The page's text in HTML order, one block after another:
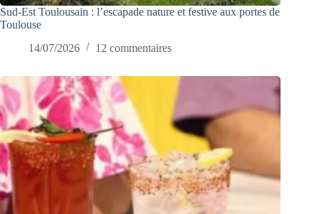
Sud-Est Toulousain : l’escapade nature et festive aux portes de
Toulouse
14/07/2026
12 commentaires